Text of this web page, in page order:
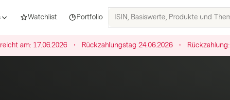
Watchlist Portfolio
ISIN,
und
Themen
am: 17.06.2026 ・ Rückzahlungstag 24.06.2026 ・ Rückzahlung: